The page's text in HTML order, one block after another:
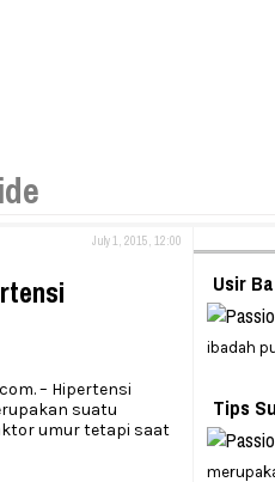
July 1, 2015, 12:00
– Hipertensi
suatu
umur tetapi saat
Usir
ibadah
Tips